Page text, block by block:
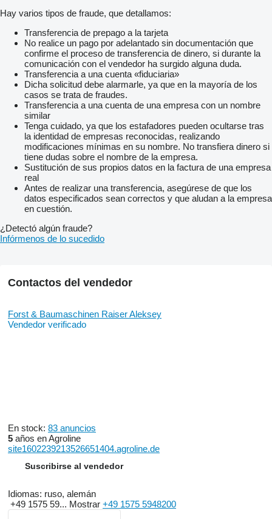
Hay varios tipos de fraude, que detallamos:
Transferencia de prepago a la tarjeta
No realice un pago por adelantado sin documentación que
confirme el proceso de transferencia de dinero, si durante la
comunicación con el vendedor ha surgido alguna duda.
Transferencia a una cuenta «fiduciaria»
Dicha solicitud debe alarmarle, ya que en la mayoría de los
casos se trata de fraudes.
Transferencia a una cuenta de una empresa con un nombre
similar
Tenga cuidado, ya que los estafadores pueden ocultarse tras
la identidad de empresas reconocidas, realizando
modificaciones mínimas en su nombre. No transfiera dinero si
tiene dudas sobre el nombre de la empresa.
Sustitución de sus propios datos en la factura de una empresa
real
Antes de realizar una transferencia, asegúrese de que los
datos especificados sean correctos y que aludan a la empresa
en cuestión.
¿Detectó algún fraude?
Infórmenos de lo sucedido
Contactos del vendedor
Forst & Baumaschinen Raiser Aleksey
Vendedor verificado
En stock: 83 anuncios
5 años en Agroline
site1602239213526651404.agroline.de
Suscribirse al vendedor
Idiomas: ruso, alemán
+49 1575 59... Mostrar +49 1575 5948200